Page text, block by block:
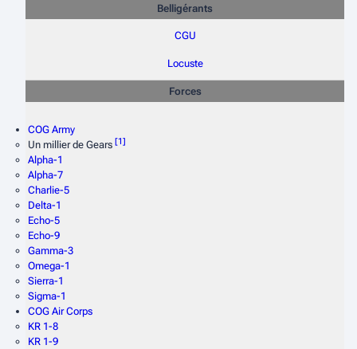
Belligérants
CGU
Locuste
Forces
COG Army
Un millier de Gears [1]
Alpha-1
Alpha-7
Charlie-5
Delta-1
Echo-5
Echo-9
Gamma-3
Omega-1
Sierra-1
Sigma-1
COG Air Corps
KR 1-8
KR 1-9